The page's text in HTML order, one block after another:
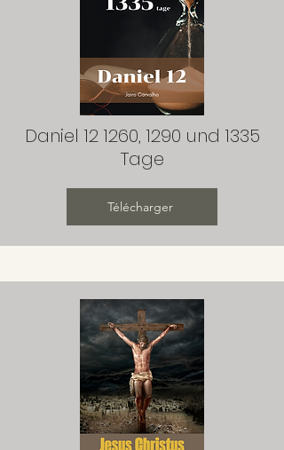
Daniel 12 1260, 1290 und 1335
Tage
Télécharger